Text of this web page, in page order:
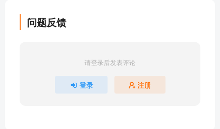
18火红的枫叶
19小雨的悄悄话
问题反馈
请登录后发表评论
登录 注册